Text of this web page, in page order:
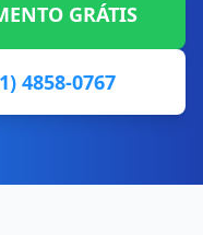
GRÁTIS
4858-0767